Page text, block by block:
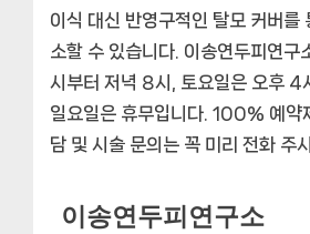
이식 대신 반영구적인 탈모 커버 를
소할 수 있습니다. 이송연두피연구
시부터 저녁 8시, 토요일은 오후 4
일요일은 휴무입니다. 100% 예약
담 및 시술 문의는 꼭 미리 전화 주
이송연두피연구소